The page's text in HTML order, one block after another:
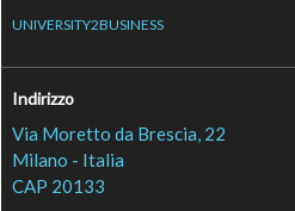
UNIVERSITY2BUSINESS
Indirizzo
Via Moretto da Brescia, 22
Milano - Italia
CAP 20133